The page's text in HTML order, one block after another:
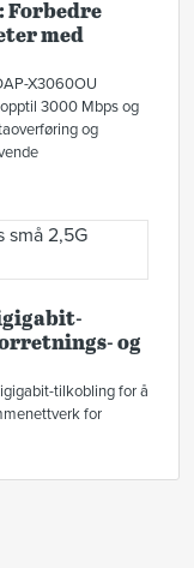
Forbedre
med
X3060OU
3000 Mbps og
og
og
tilkobling for å
for